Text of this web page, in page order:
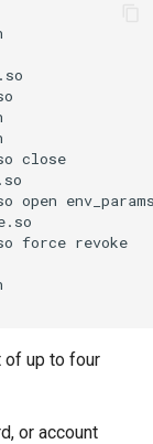
close
open
force revoke
of up to four
or account